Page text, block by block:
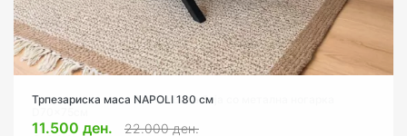
Трпезариска маса NAPOLI 180 см
11.500 ден. 22.000 ден.